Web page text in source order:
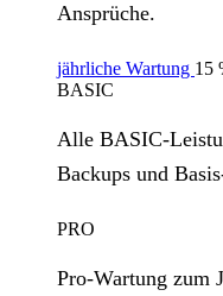
Ansprüche.
jährliche Wartung 15
BASIC
Alle
Backups und
PRO
Pro‑Wartung zum